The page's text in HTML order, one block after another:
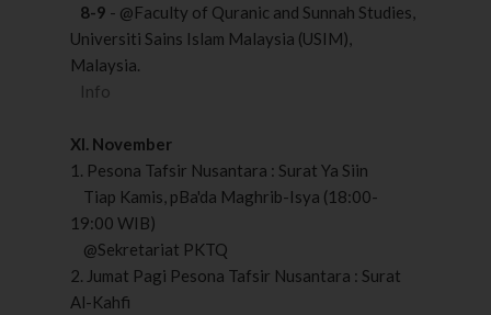
8-9 - @Faculty of Quranic and Sunnah Studies,
Universiti Sains Islam Malaysia (USIM),
Malaysia.
Info
XI. November
1. Pesona Tafsir Nusantara : Surat Ya Siin
Tiap Kamis, pBa'da Maghrib-Isya (18:00-
19:00 WIB)
@Sekretariat PKTQ
2. Jumat Pagi Pesona Tafsir Nusantara : Surat
Al-Kahfi